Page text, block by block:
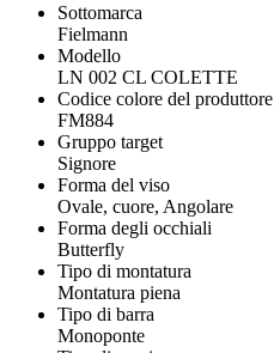
Sottomarca
Fielmann
Modello
LN 002 CL COLETTE
Codice colore del produttore
FM884
Gruppo target
Signore
Forma del viso
Ovale, cuore, Angolare
Forma degli occhiali
Butterfly
Tipo di montatura
Montatura piena
Tipo di barra
Monoponte